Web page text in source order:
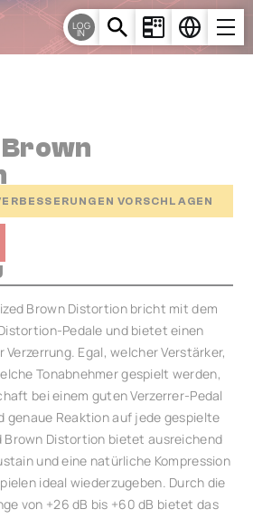
LOG
IN
VORSCHLAGEN
Brown Distortion bricht mit dem
Pedale und bietet einen
Egal, welcher Verstärker,
Tonabnehmer gespielt werden,
bei einem guten Verzerrer-Pedal
genaue Reaktion auf jede gespielte
Brown Distortion bietet ausreichend
und eine natürliche Kompression
ideal wiederzugeben. Durch die
von +26 dB bis +60 dB bietet das